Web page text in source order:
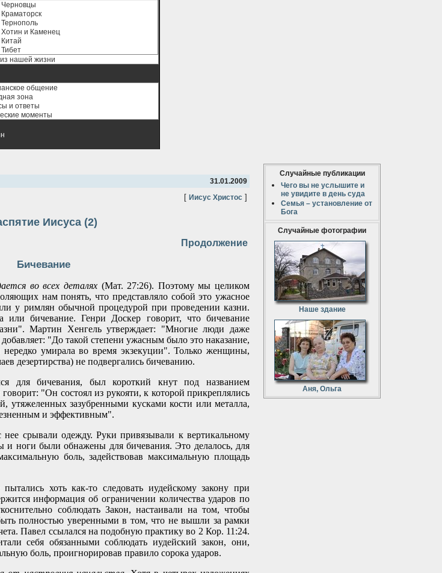
Черновцы
Краматорск
Тернополь
Хотин и Каменец
Китай
Тибет
нашей жизни
общение
зона
и ответы
моменты
31.01.2009
[ Иисус Христос ]
Иисуса (2)
Продолжение
Бичевание
во всех деталях(Мат. 27:26). Поэтому мы целиком
нам понять, что представляло собой это ужасное
у римлян обычной процедурой при проведении казни.
или бичевание. Генри Доскер говорит, что бичевание
Мартин Хенгель утверждает: "Многие люди даже
"До такой степени ужасным было это наказание,
умирала во время экзекуции". Только женщины,
дезертирства) не подвергались бичеванию.
для бичевания, был короткий кнут под названием
"Он состоял из рукояти, к которой прикреплялись
утяжеленных зазубренными кусками кости или металла,
и эффективным".
срывали одежду. Руки привязывали к вертикальному
и ноги были обнажены для бичевания. Это делалось, для
боль, задействовав максимальную площадь
хоть как-то следовать иудейскому закону при
информация об ограничении количества ударов по
соблюдать Закон, настаивали на том, чтобы
полностью уверенными в том, что не вышли за рамки
Павел ссылался на подобную практику во 2 Кор. 11:24.
себя обязанными соблюдать иудейский закон, они,
боль, проигнорировав правило сорока ударов.
Случайные публикации
Чего вы не услышите и
не увидите в день суда
Семья – установление от
Бога
Случайные фотографии
Наше здание
Аня, Ольга